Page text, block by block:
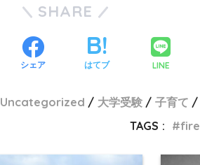
SHARE
シェア はてブ LINE
Uncategorized 大学受験 子育て
TAGS :
fire